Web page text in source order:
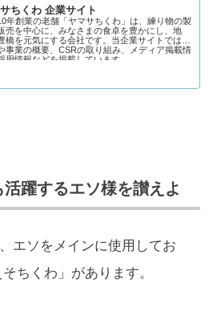
ちくわ 企業サイト
年創業の老舗「ヤマサちくわ」は、練り物の製
売を中心に、みなさまの食卓を豊かにし、地
橋を元気にする会社です。当企業サイトでは、
事業の概要、CSRの取り組み、メディア掲載情
用情報などを掲載しています。
躍するエソ様を讃えよ
エソをメインに使用してお
ちくわ」があります。